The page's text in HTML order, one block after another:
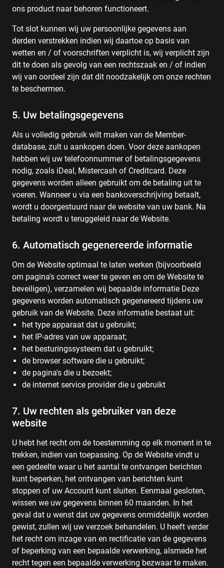
ons product naar behoren functioneert.
Tot slot kunnen wij uw persoonlijke gegevens aan
derden verstrekken indien wij daartoe op basis van
wetten en / of voorschriften verplicht is, wij verplicht zijn
dit te doen als gevolg van een rechtszaak en / of indien
wij van oordeel zijn dat dit noodzakelijk om onze rechten
te beschermen.
5. Uw betalingsgegevens
Als u volledig gebruik wilt maken van de Member-
database, zult u aankopen doen. Voor deze aankopen
hebben wij uw telefoonnummer of betalingsgegevens
nodig, zoals iDeal, Mistercash of Creditcard. Deze
gegevens worden alleen gebruikt om de betaling uit te
voeren. Wanneer u via een bankoverschrijving betaalt,
wordt u doorgestuurd naar de website van uw bank. Na
betaling wordt u teruggeleid naar de Website.
6. Automatisch gegenereerde informatie
Om de Website optimaal te laten werken (bijvoorbeeld
om pagina's correct weer te geven en om de Website te
beveiligen), verzamelen wij bepaalde informatie Deze
gegevens worden automatisch gegenereerd tijdens uw
gebruik van de Website. Deze informatie bestaat uit:
het type apparaat dat u gebruikt;
het IP-adres van uw apparaat;
het besturingssysteem dat u gebruikt;
de browser software die u gebruikt;
de pagina's die u bezoekt;
de internet service provider die u gebruikt
7. Uw rechten als gebruiker van deze
website
U hebt het recht om de toestemming op elk moment in te
trekken, indien van toepassing. Op de Website vindt u
een gedeelte waar u het aantal te ontvangen berichten
kunt beperken, het ontvangen van berichten kunt
stoppen of uw Account kunt sluiten. Eenmaal gesloten,
wissen we uw gegevens binnen 60 maanden. In het
geval dat u wenst dat uw gegevens onmiddellijk worden
gewist, zullen wij uw verzoek behandelen. U heeft verder
het recht om inzage van en rectificatie van de gegevens
of beperking van een bepaalde verwerking, alsmede het
recht tegen een bepaalde verwerking bezwaar te maken.